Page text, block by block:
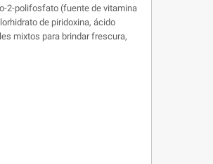
2-polifosfato (fuente de vitamina
de piridoxina, ácido
mixtos para brindar frescura,